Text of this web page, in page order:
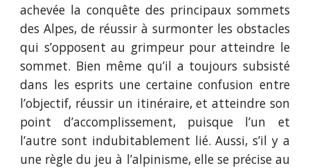
achevée la conquête des principaux sommets
des Alpes, de réussir à surmonter les obstacles
qui s’opposent au grimpeur pour atteindre le
sommet. Bien même qu’il a toujours subsisté
dans les esprits une certaine confusion entre
l’objectif, réussir un itinéraire, et atteindre son
point d’accomplissement, puisque l’un et
l’autre sont indubitablement lié. Aussi, s’il y a
une règle du jeu à l’alpinisme, elle se précise au